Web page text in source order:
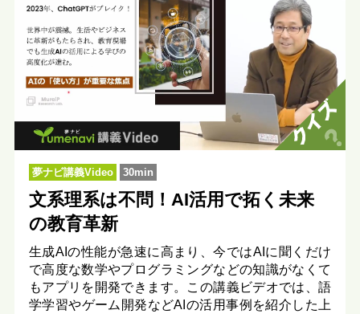
夢ナビ講義Video 30min
文系理系は不問！AI活用で拓く未来
の教育革新
生成AIの性能が急速に高まり、今ではAIに聞くだけ
で高度な数学やプログラミングなどの知識がなくて
もアプリを開発できます。この講義ビデオでは、語
学学習やゲーム開発などAIの活用事例を紹介した上